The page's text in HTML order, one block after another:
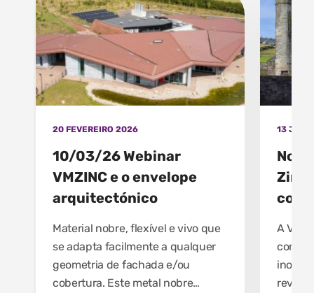
20 FEVEREIRO 2026
10/03/26 Webinar
VMZINC e o envelope
arquitectónico
Material nobre, flexível e vivo que
se adapta facilmente a qualquer
geometria de fachada e/ou
cobertura. Este metal nobre
13
Zinc
A
como
inova.